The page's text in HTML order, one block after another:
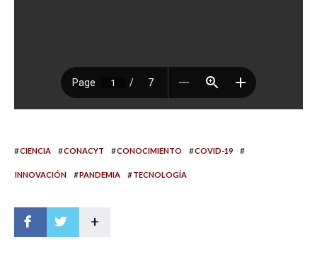
#CIENCIA #CONACYT #CONOCIMIENTO #COVID-19 #
INNOVACIÓN #PANDEMIA #TECNOLOGÍA
+